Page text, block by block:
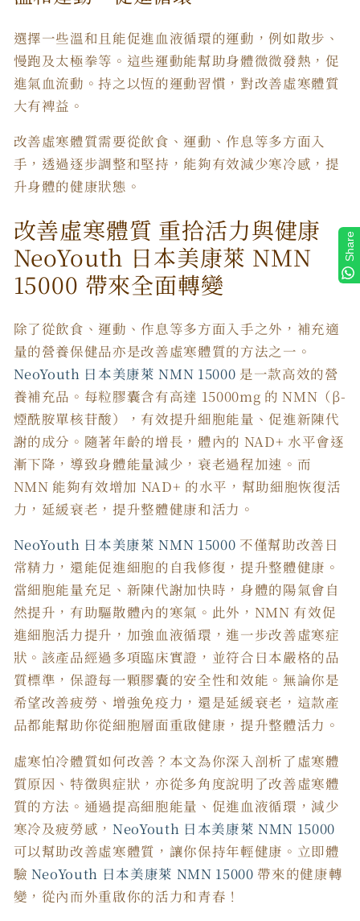
選擇一些溫和且能促進血液循環的運動，例如散步、
慢跑及太極拳等。這些運動能幫助身體微微發熱，促
進氣血流動。持之以恆的運動習慣，對改善虛寒體質
大有裨益。
改善虛寒體質需要從飲食、運動、作息等多方面入
手，透過逐步調整和堅持，能夠有效減少寒冷感，提
升身體的健康狀態。
改善虛寒體質 重拾活力與健康
NeoYouth 日本美康萊 NMN
15000 帶來全面轉變
除了從飲食、運動、作息等多方面入手之外，補充適
量的營養保健品亦是改善虛寒體質的方法之一。
NeoYouth 日本美康萊 NMN 15000 是一款高效的營
養補充品。每粒膠囊含有高達 15000mg 的 NMN（β-
煙酰胺單核苷酸），有效提升細胞能量、促進新陳代
謝的成分。隨著年齡的增長，體內的 NAD+ 水平會逐
漸下降，導致身體能量減少，衰老過程加速。而
NMN 能夠有效增加 NAD+ 的水平，幫助細胞恢復活
力，延緩衰老，提升整體健康和活力。
NeoYouth 日本美康萊 NMN 15000 不僅幫助改善日
常精力，還能促進細胞的自我修復，提升整體健康。
當細胞能量充足、新陳代謝加快時，身體的陽氣會自
然提升，有助驅散體內的寒氣。此外，NMN 有效促
進細胞活力提升，加強血液循環，進一步改善虛寒症
狀 。該產品經過多項臨床實證，並符合日本嚴格的品
質標準，保證每一顆膠囊的安全性和效能。無論你是
希望改善疲勞、增強免疫力，還是延緩衰老，這款產
品都能幫助你從細胞層面重啟健康，提升整體活力。
虛寒怕冷體質如何改善 ？本文為你深入剖析了 虛寒體
質原因 、特徵與症狀 ，亦從多角度說明了改善虛寒體
質的方法。通過提高細胞能量、促進血液循環，減少
寒冷及疲勞感，NeoYouth 日本美康萊 NMN 15000
可以幫助改善虛寒體質 ， 讓你保持年輕健康。立即體
驗 NeoYouth 日本美康萊 NMN 15000 帶來的健康轉
變，從內而外重啟你的活力和青春！
Share